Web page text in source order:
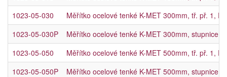
1023-05-030
Měřítko ocelové tenké K-MET 300mm, tř. př. 1, EC
1023-05-030P
Měřítko ocelové tenké K-MET 300mm, stupnice
1023-05-050
Měřítko ocelové tenké K-MET 500mm, tř. př. 1,
1023-05-050P
Měřítko ocelové tenké K-MET 500mm, stupnice